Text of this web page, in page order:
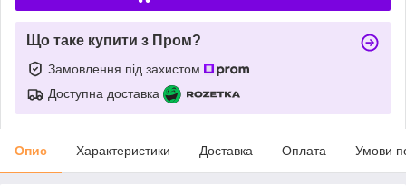
Що таке купити з Пром?
Замовлення під захистом
Доступна доставка
Опис Характеристики Доставка Оплата Умови